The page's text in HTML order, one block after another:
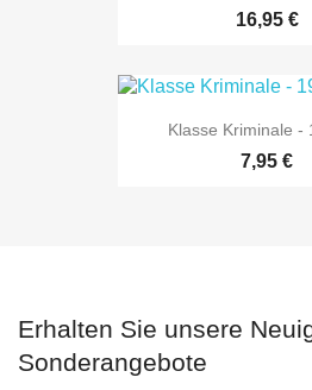
16,95 €
Klasse Kriminale -
7,95 €
Erhalten Sie unsere
Sonderangebote